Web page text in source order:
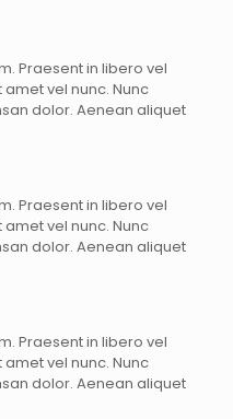
Praesent in libero vel
vel nunc. Nunc
dolor. Aenean aliquet
Praesent in libero vel
vel nunc. Nunc
dolor. Aenean aliquet
Praesent in libero vel
vel nunc. Nunc
dolor. Aenean aliquet